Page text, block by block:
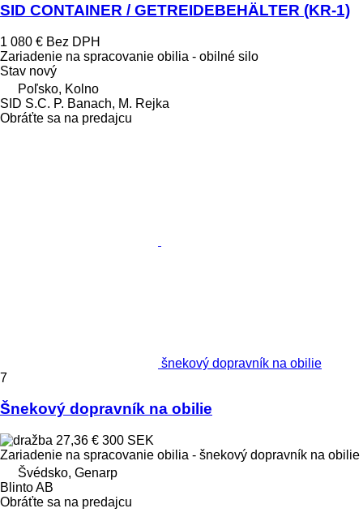
SID CONTAINER / GETREIDEBEHÄLTER (KR-1)
1 080 € Bez DPH
Zariadenie na spracovanie obilia - obilné silo
Stav nový
Poľsko, Kolno
SID S.C. P. Banach, M. Rejka
Obráťte sa na predajcu
šnekový dopravník na obilie
7
Šnekový dopravník na obilie
27,36 € 300 SEK
Zariadenie na spracovanie obilia - šnekový dopravník na obilie
Švédsko, Genarp
Blinto AB
Obráťte sa na predajcu